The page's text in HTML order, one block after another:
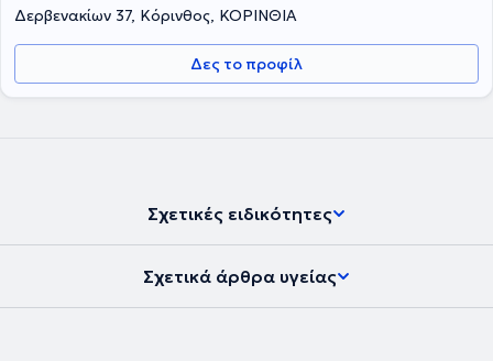
Δερβενακίων 37, Κόρινθος, ΚΟΡΙΝΘΙΑ
Δες το προφίλ
Σχετικές ειδικότητες
Σχετικά άρθρα υγείας